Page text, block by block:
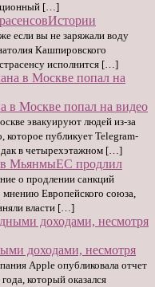
[…]
Истории
если вы не заряжали воду
Кашпировского
исполнится […]
Москве попал на видео
эвакуируют людей из-за
которое публикует Telegram-
в четырехэтажном […]
ЕС продлил
о продлении санкций
Европейского союза,
власти […]
доходами, несмотря
Apple опубликовала отчет
который оказался